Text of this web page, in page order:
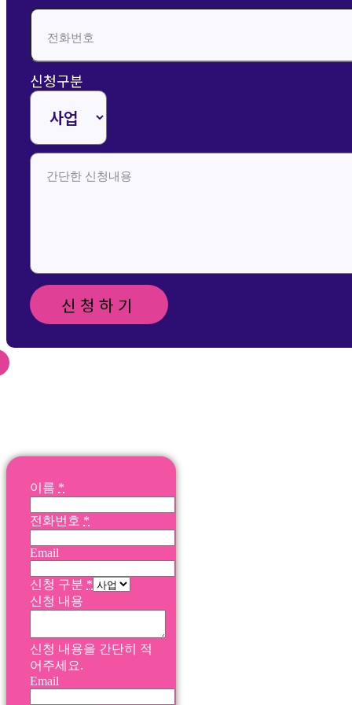
신청구분
신청하기
이름 *
전화번호 *
Email
신청 구분 *
신청 내용
신청 내용을 간단히 적
어주세요.
Email